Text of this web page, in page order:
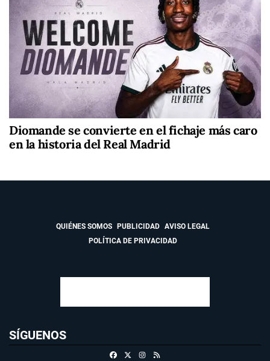
Diomande se convierte en el fichaje más caro
en la historia del Real Madrid
QUIÉNES SOMOS PUBLICIDAD
AVISO LEGAL
POLÍTICA DE PRIVACIDAD
SÍGUENOS
FacebookInstagram